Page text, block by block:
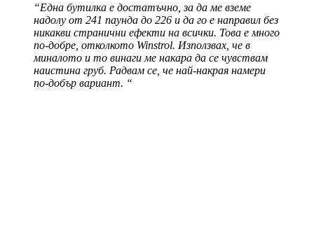
“Една бутилка е достатъчно, за да ме вземе
надолу от 241 паунда до 226 и да го е направил без
никакви странични ефекти на всички. Това е много
по-добре, отколкото Winstrol. Използвах, че в
миналото и то винаги ме накара да се чувствам
наистина груб. Радвам се, че най-накрая намери
по-добър вариант. “